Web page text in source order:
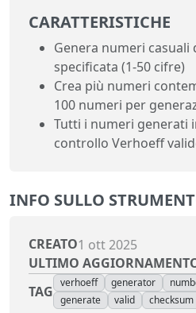
CARATTERISTICHE
Genera numeri casuali
specificata (1-50 cifre)
Crea più numeri
100 numeri per
Tutti i numeri generati
controllo Verhoeff
INFO SULLO
CREATO1 ott 2025
ULTIMO
TAG
verhoeff generator
generate
valid checksum